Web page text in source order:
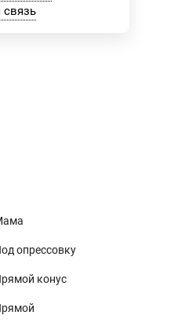
связь
опрессовку
конус